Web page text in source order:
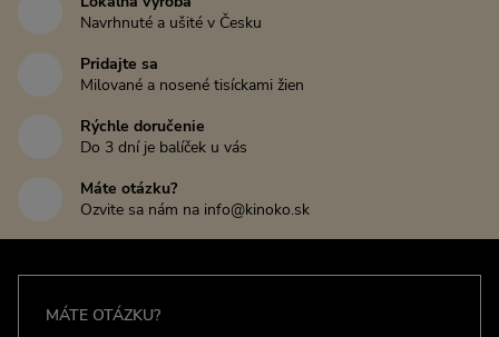
Navrhnuté a ušité v Česku
Pridajte sa
Milované a nosené tisíckami žien
Rýchle doručenie
Do 3 dní je balíček u vás
Máte otázku?
Ozvite sa nám na info@kinoko.sk
MÁTE OTÁZKU?